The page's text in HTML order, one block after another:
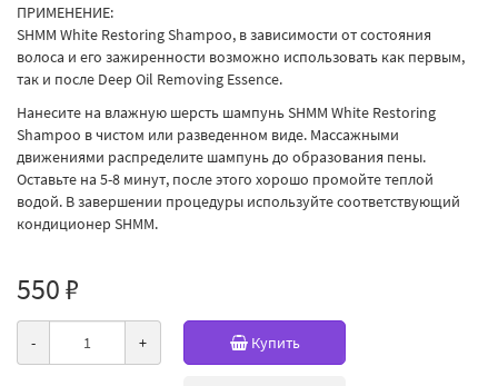
ПРИМЕНЕНИЕ:
SHMM White Restoring Shampoo, в зависимости от состояния
волоса и его зажиренности возможно использовать как первым,
так и после Deep Oil Removing Essence.
Нанесите на влажную шерсть шампунь SHMM White Restoring
Shampoo в чистом или разведенном виде. Массажными
движениями распределите шампунь до образования пены.
Оставьте на 5-8 минут, после этого хорошо промойте теплой
водой. В завершении процедуры используйте соответствующий
кондиционер SHMM.
550 ₽
- + Купить